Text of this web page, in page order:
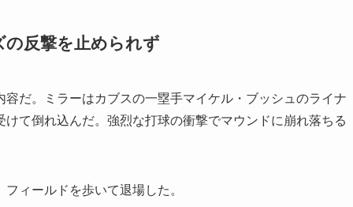
反撃を止められず
だ。ミラーはカブスの一塁手マイケル・ブッシュのライナ
て倒れ込んだ。強烈な打球の衝撃でマウンドに崩れ落ちる
ィールドを歩いて退場した。